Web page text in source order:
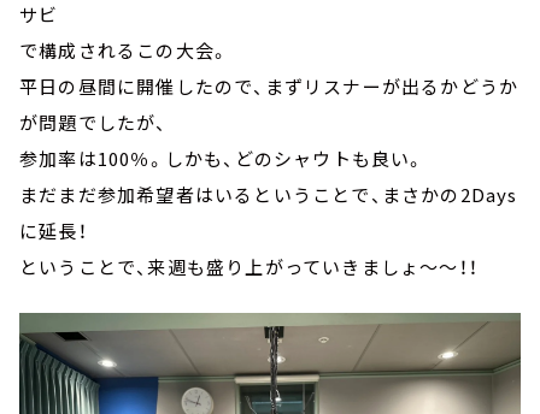
サビ
で構成されるこの大会。
平日の昼間に開催したので、まずリスナーが出るかどうか
が問題でしたが、
参加率は100％。しかも、どのシャウトも良い。
まだまだ参加希望者はいるということで、まさかの2Days
に延長！
ということで、来週も盛り上がっていきましょ～～！！